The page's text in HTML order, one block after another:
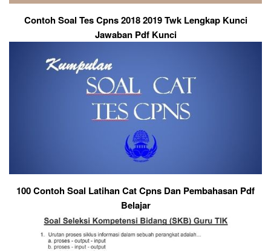
Contoh Soal Tes Cpns 2018 2019 Twk Lengkap Kunci
Jawaban Pdf Kunci
100 Contoh Soal Latihan Cat Cpns Dan Pembahasan Pdf
Belajar